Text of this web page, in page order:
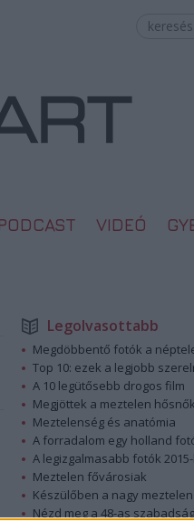
PODCAST VIDEÓ
Legolvasottabb
Megdöbbentő fotók a
Top 10: ezek a legjobb
A 10 legütősebb drogos film
Megjöttek a meztelen hősnők
Meztelenség és anatómia
A forradalom egy holland
A legizgalmasabb fotók
Meztelen fővárosiak
Készülőben a nagy
Nézd meg a 48-as